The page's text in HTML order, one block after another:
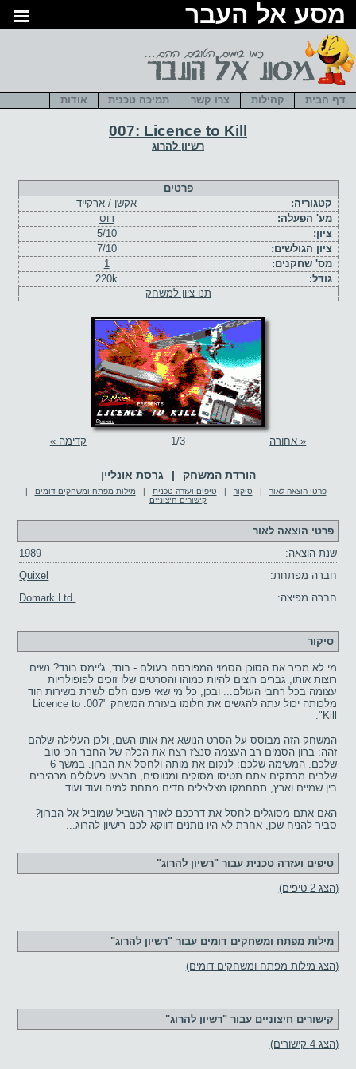
007: Licence to Kill
רשיון להרוג
פרטים
קטגוריה:
אקשן / ארקייד
מע' הפעלה:
דוס
ציון:
5/10
ציון הגולשים:
7/10
מס' שחקנים:
1
גודל:
220k
תנו ציון למשחק
1/3 קדימה » « אחורה
הורדת המשחק | גרסת אונליין
פרטי הוצאה לאור | סיקור | טיפים ועזרה טכנית | מילות מפתח ומשחקים דומים
|
קישורים חיצוניים
פרטי הוצאה לאור
שנת הוצאה:
1989
חברה מפתחת:
Quixel
חברה מפיצה:
Domark Ltd.
סיקור
מי לא מכיר את הסוכן הסמוי המפורסם בעולם - בונד, ג'יימס בונד? נשים
רוצות אותו, גברים רוצים להיות כמוהו והסרטים שלו זוכים לפופולריות
עצומה בכל רחבי העולם... ובכן, כל מי שאי פעם חלם לשרת בשירות הוד
מלכותה יכול עתה להגשים את חלומו בעזרת המשחק "007: Licence to
Kill".
המשחק הזה מבוסס על הסרט הנושא את אותו השם, ולכן העלילה שלהם
זהה: ברון הסמים רב העצמה סנצ'ז רצח את הכלה של החבר הכי טוב
שלכם. המשימה שלכם: לנקום את מותה ולחסל את הברון. במשך 6
שלבים מרתקים אתם תטיסו מסוקים ומטוסים, תבצעו פעלולים מרהיבים
בין שמיים וארץ, תתחמקו מצלצלים חדים מתחת למים ועוד ועוד.
האם אתם מסוגלים לחסל את דרככם לאורך השביל שמוביל אל הברון?
סביר להניח שכן, אחרת לא היו נותנים דווקא לכם רישיון להרוג...
טיפים ועזרה טכנית עבור "רשיון להרוג"
(הצג 2 טיפים)
מילות מפתח ומשחקים דומים עבור "רשיון להרוג"
(הצג מילות מפתח ומשחקים דומים)
קישורים חיצוניים עבור "רשיון להרוג"
(הצג 4 קישורים)
אל העבר
דף הבית קהילות צרו קשר תמיכה טכנית אודות